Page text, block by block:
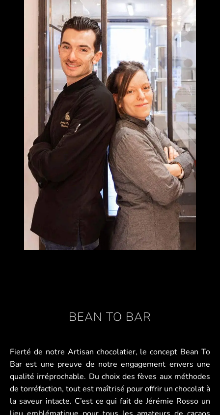
BEAN TO BAR
Fierté de notre Artisan chocolatier, le concept Bean To
Bar est une preuve de notre engagement envers une
qualité irréprochable. Du choix des fèves aux méthodes
de torréfaction, tout est maîtrisé pour offrir un chocolat à
la saveur intacte. C’est ce qui fait de Jérémie Rosso un